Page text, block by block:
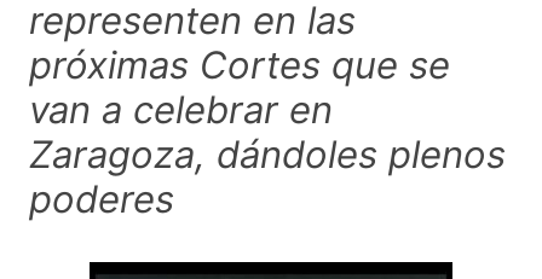
representen en las
próximas Cortes que se
van a celebrar en
Zaragoza, dándoles plenos
poderes